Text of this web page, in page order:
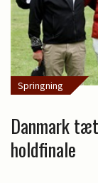
Springning
Danmark
holdfinale